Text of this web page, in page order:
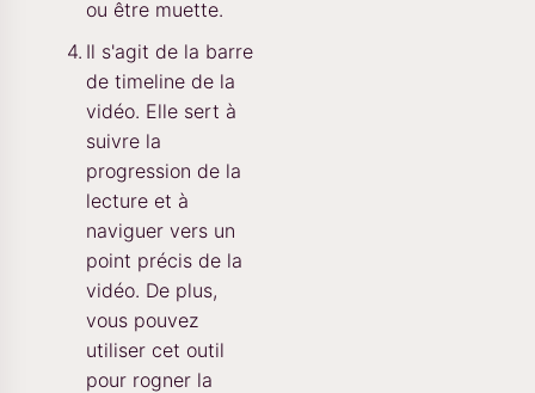
ou être muette.
Il s'agit de la barre
de timeline de la
vidéo. Elle sert à
suivre la
progression de la
lecture et à
naviguer vers un
point précis de la
vidéo. De plus,
vous pouvez
utiliser cet outil
pour rogner la